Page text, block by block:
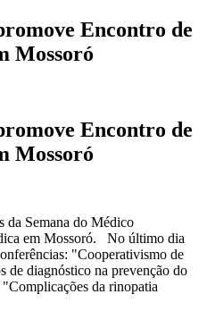
Encontro de
Mossoró
Encontro de
Mossoró
da Semana do Médico
em Mossoró. No último dia
"Cooperativismo de
de diagnóstico na prevenção do
da rinopatia